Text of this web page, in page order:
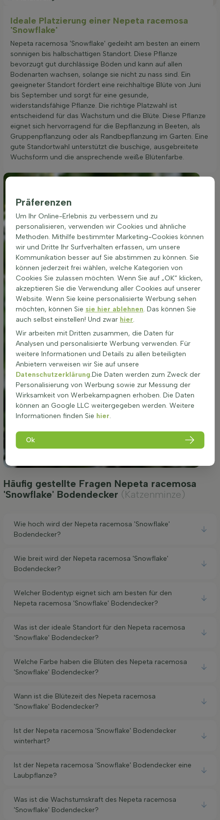
Ideale Platzierung einer Nepeta racemosa
'Snowflake'
Nepeta racemosa 'Snowflake' gedeiht am besten an einem
sonnigen bis halbschattigen Standort. Diese Pflanze
bevorzugt gut durchlässige Böden und kann auf allen
Bodenarten wachsen, solange sie nicht zu nass sind. Ein
geeigneter Standort fördert eine reichhaltige Blüte von Juni
bis September und sorgt für eine gesunde,
widerstandsfähige Pflanze. Die richtige Platzwahl ist
entscheidend für das Wachstum und die Blüte. Diese Pflanze
eignet sich hervorragend für die Bepflanzung in Beeten, als
Gruppenpflanzung oder als Randbepflanzung im Garten. Eine
gute Standortwahl unterstützt die buschige, ausgebreitete
Wuchsform und die ansprechende weiße Blütenfarbe.
Häufig gestellte Fragen Nepeta racemosa
'Snowflake' Bodendecker (Katzenminze)
Wie hoch wird der Nepeta racemosa 'Snowflake'
Bodendecker?
Wie breit wird der Nepeta racemosa 'Snowflake'
Bodendecker?
Welcher Bodentyp eignet sich am besten für den
Nepeta racemosa 'Snowflake' Bodendecker?
Was ist der ideale Standort für den Nepeta racemosa
'Snowflake' Bodendecker?
Welche Farbe haben die Blüten des Nepeta racemosa
'Snowflake' Bodendecker?
Wann ist die Blütezeit des Nepeta racemosa
'Snowflake' Bodendecker?
Ist der Nepeta racemosa 'Snowflake' Bodendecker
winterhart?
Ist der Nepeta racemosa 'Snowflake' Bodendecker eine
Laubpflanze?
Was ist die Wachstumskraft des Nepeta racemosa
'Snowflake' Bodendecker?
Präferenzen
Um Ihr Online-Erlebnis zu verbessern und zu
personalisieren, verwenden wir Cookies und ähnliche
Methoden. Mithilfe bestimmter Marketing-Cookies können
wir und Dritte Ihr Surfverhalten erfassen, um unsere
Kommunikation besser auf Sie abstimmen zu können. Sie
können jederzeit frei wählen, welche Kategorien von
Cookies Sie zulassen möchten. Wenn Sie auf „OK“ klicken,
akzeptieren Sie die Verwendung aller Cookies auf unserer
Website. Wenn Sie keine personalisierte Werbung sehen
möchten, können Sie sie hier ablehnen. Das können Sie
auch selbst einstellen! Und zwar hier.
Wir arbeiten mit Dritten zusammen, die Daten für
Analysen und personalisierte Werbung verwenden. Für
weitere Informationen und Details zu allen beteiligten
Anbietern verweisen wir Sie auf unsere
Datenschutzerklärung.Die Daten werden zum Zweck der
Personalisierung von Werbung sowie zur Messung der
Wirksamkeit von Werbekampagnen erhoben. Die Daten
können an Google LLC weitergegeben werden. Weitere
Informationen finden Sie hier.
Ok